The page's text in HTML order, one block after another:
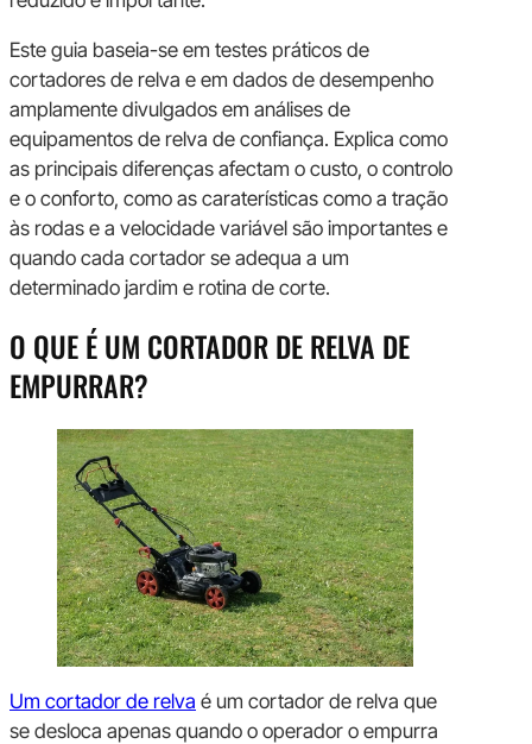
Este guia baseia-se em testes práticos de
cortadores de relva e em dados de desempenho
amplamente divulgados em análises de
equipamentos de relva de confiança. Explica como
as principais diferenças afectam o custo, o controlo
e o conforto, como as caraterísticas como a tração
às rodas e a velocidade variável são importantes e
quando cada cortador se adequa a um
determinado jardim e rotina de corte.
O QUE É UM CORTADOR DE RELVA DE
EMPURRAR?
Um cortador de relva é um cortador de relva que
se desloca apenas quando o operador o empurra